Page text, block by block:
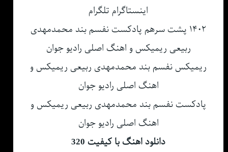
اینستاگرام تلگرام
۱۴۰۲ پشت سرهم پادکست نفسم بند محمدمهدی
ربیعی ریمیکس و اهنگ اصلی رادیو جوان
ریمیکس نفسم بند محمدمهدی ربیعی ریمیکس و
اهنگ اصلی رادیو جوان
پادکست نفسم بند محمدمهدی ربیعی ریمیکس و
اهنگ اصلی رادیو جوان
دانلود اهنگ با کیفیت 320